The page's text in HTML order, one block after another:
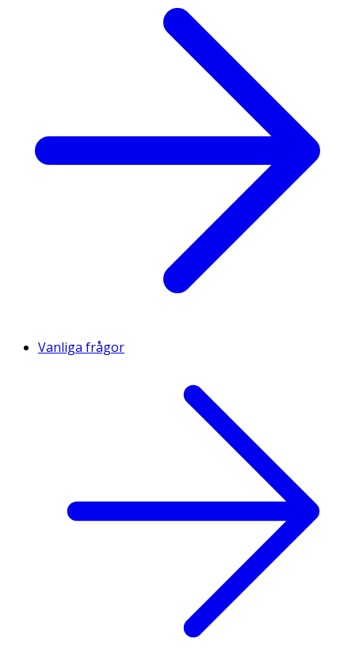
Vanliga frågor